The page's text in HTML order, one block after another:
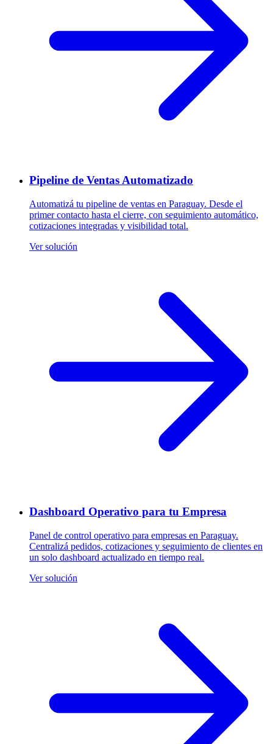
Pipeline de Ventas Automatizado
Automatizá tu pipeline de ventas en Paraguay. Desde el
primer contacto hasta el cierre, con seguimiento automático,
cotizaciones integradas y visibilidad total.
Ver solución
Dashboard Operativo para tu Empresa
Panel de control operativo para empresas en Paraguay.
Centralizá pedidos, cotizaciones y seguimiento de clientes en
un solo dashboard actualizado en tiempo real.
Ver solución